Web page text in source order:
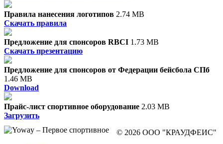
Правила нанесения логотипов 2.74 MB
Скачать правила
Предложение для спонсоров RBCI 1.73 MB
Скачать презентацию
Предложение для спонсоров от Федерации бейсбола СПб
1.46 MB
Download
Прайс-лист спортивное оборудование 2.03 MB
Загрузить
© 2026 ООО "КРАУДФЕИС"